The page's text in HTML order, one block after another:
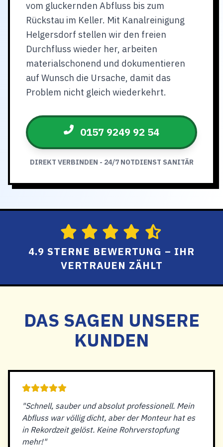
vom gluckernden Abfluss bis zum
Rückstau im Keller. Mit Kanalreinigung
Helgersdorf stellen wir den freien
Durchfluss wieder her, arbeiten
materialschonend und dokumentieren
auf Wunsch die Ursache, damit das
Problem nicht gleich wiederkehrt.
0157 9249 92 54
DIREKT VERBINDEN - 24/7 NOTDIENST SANITÄR
4.9 STERNE BEWERTUNG – IHR
VERTRAUEN ZÄHLT
DAS SAGEN UNSERE
KUNDEN
"Schnell, sauber und absolut professionell. Mein
Abfluss war völlig dicht, aber der Monteur hat es
in Rekordzeit gelöst. Keine Rohrverstopfung
mehr!"